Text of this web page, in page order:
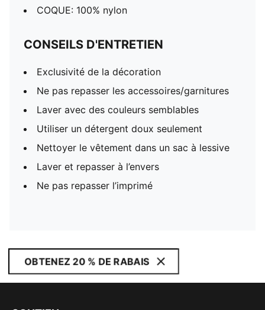
COQUE: 100% nylon
CONSEILS D'ENTRETIEN
Exclusivité de la décoration
Ne pas repasser les accessoires/garnitures
Laver avec des couleurs semblables
Utiliser un détergent doux seulement
Nettoyer le vêtement dans un sac à lessive
Laver et repasser à l’envers
Ne pas repasser l’imprimé
OBTENEZ 20 % DE RABAIS